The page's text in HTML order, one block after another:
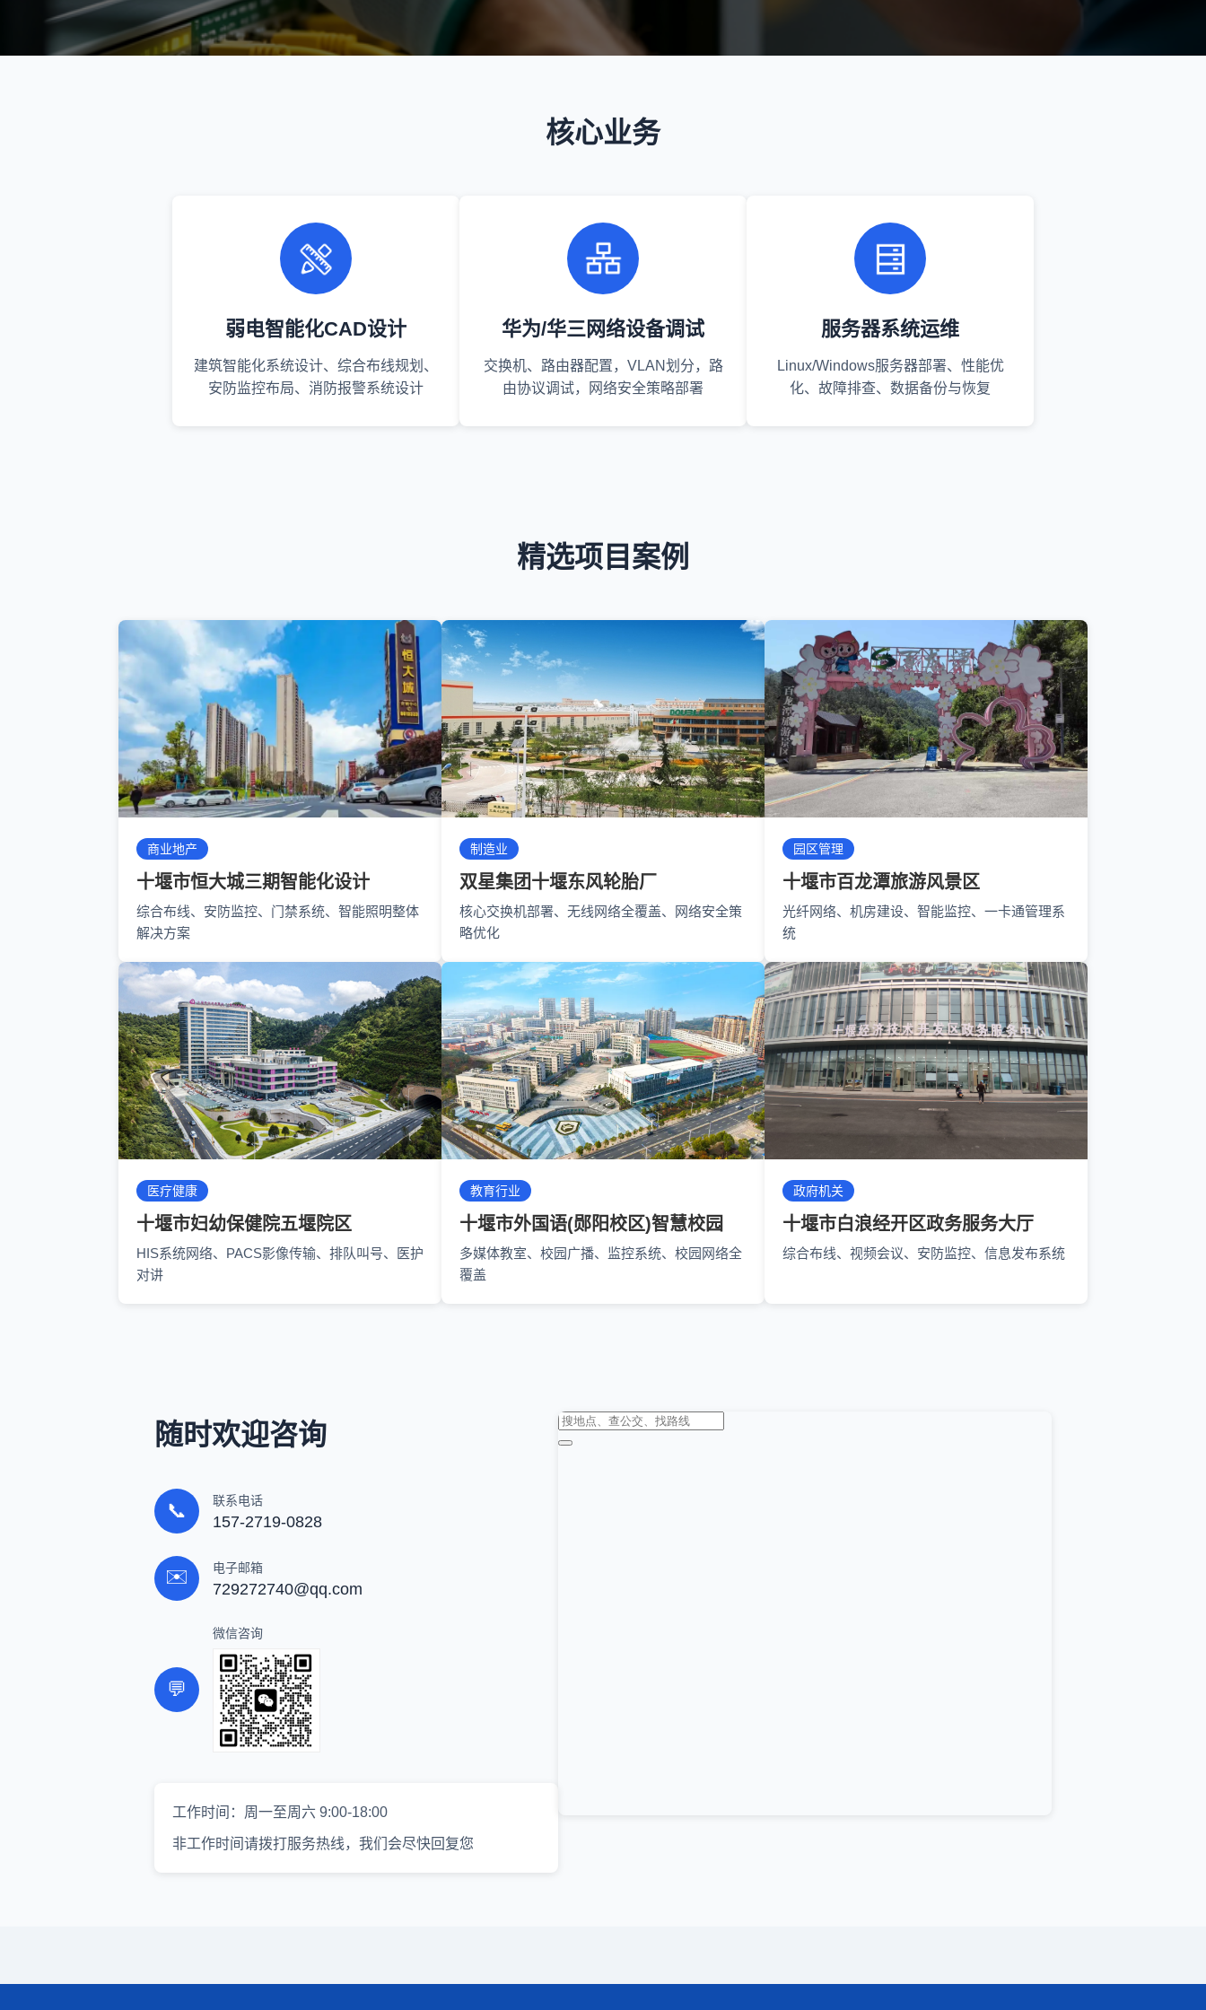
核心业务
弱电智能化CAD设计
建筑智能化系统设计、综合布线规划、
安防监控布局、消防报警系统设计
华为/华三网络设备调试
交换机、路由器配置，VLAN划分，路
由协议调试，网络安全策略部署
服务器系统运维
Linux/Windows服务器部署、性能优
化、故障排查、数据备份与恢复
精选项目案例
商业地产
十堰市恒大城三期智能化设计
综合布线、安防监控、门禁系统、智能照明整体
解决方案
制造业
双星集团十堰东风轮胎厂
核心交换机部署、无线网络全覆盖、网络安全策
略优化
园区管理
十堰市百龙潭旅游风景区
光纤网络、机房建设、智能监控、一卡通管理系
统
医疗健康
十堰市妇幼保健院五堰院区
HIS系统网络、PACS影像传输、排队叫号、医护
对讲
教育行业
十堰市外国语(郧阳校区)智慧校园
多媒体教室、校园广播、监控系统、校园网络全
覆盖
政府机关
十堰市白浪经开区政务服务大厅
综合布线、视频会议、安防监控、信息发布系统
随时欢迎咨询
📞 联系电话
157-2719-0828
✉️ 电子邮箱
729272740@qq.com
💬
微信咨询
工作时间：周一至周六 9:00-18:00
非工作时间请拨打服务热线，我们会尽快回复您